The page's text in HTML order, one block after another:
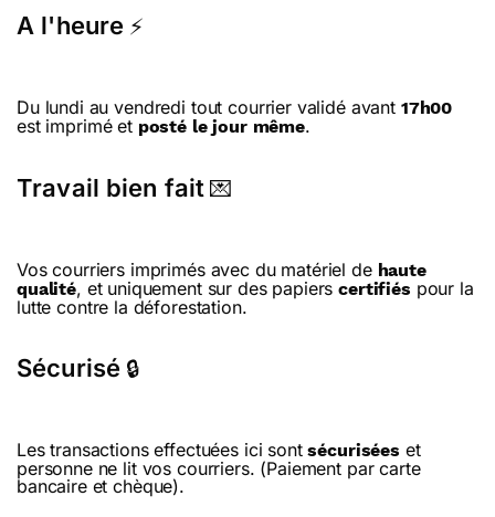
A l'heure ⚡
Du lundi au vendredi tout courrier validé avant 17h00
est imprimé et posté le jour même.
Travail bien fait 💌
Vos courriers imprimés avec du matériel de haute
qualité, et uniquement sur des papierscertifiés pour la
lutte contre la déforestation.
Sécurisé 🔒
Les transactions effectuées ici sontsécurisées et
personne ne lit vos courriers. (Paiement par carte
bancaire et chèque).